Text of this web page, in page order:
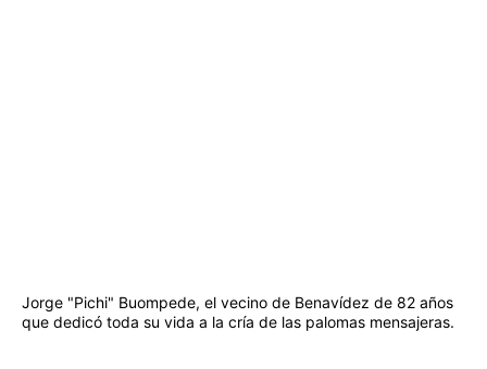
Jorge "Pichi" Buompede, el vecino de Benavídez de 82 años
que dedicó toda su vida a la cría de las palomas mensajeras.